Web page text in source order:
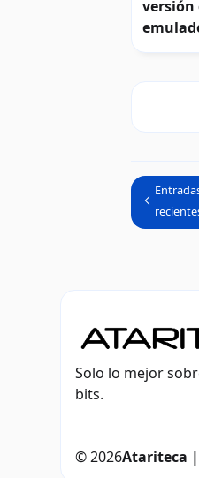
versión
Solo lo mejor
bits.
©2026Atariteca |